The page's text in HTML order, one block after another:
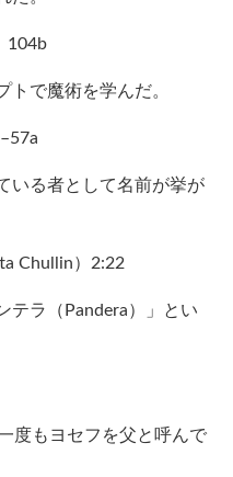
魔術を学んだ。
者として名前が挙が
Chullin）2:22
（Pandera）」とい
もヨセフを父と呼んで